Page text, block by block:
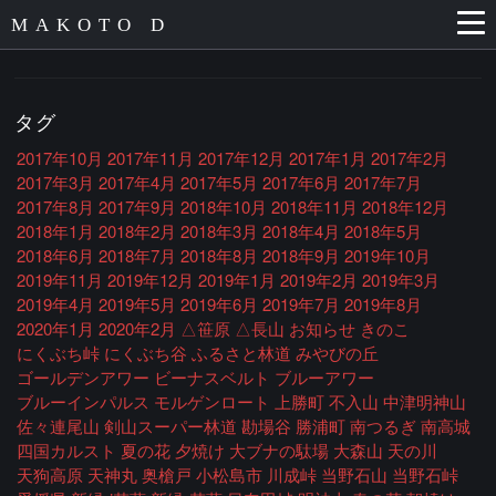
MAKOTO D
タグ
2017年10月 2017年11月 2017年12月 2017年1月 2017年2月
2017年3月 2017年4月 2017年5月 2017年6月 2017年7月
2017年8月 2017年9月 2018年10月 2018年11月 2018年12月
2018年1月 2018年2月 2018年3月 2018年4月 2018年5月
2018年6月 2018年7月 2018年8月 2018年9月 2019年10月
2019年11月 2019年12月 2019年1月 2019年2月 2019年3月
2019年4月 2019年5月 2019年6月 2019年7月 2019年8月
2020年1月 2020年2月 △笹原 △長山 お知らせ きのこ
にくぶち峠 にくぶち谷 ふるさと林道 みやびの丘
ゴールデンアワー ビーナスベルト ブルーアワー
ブルーインパルス モルゲンロート 上勝町 不入山 中津明神山
佐々連尾山 剣山スーパー林道 勘場谷 勝浦町 南つるぎ 南高城
四国カルスト 夏の花 夕焼け 大ブナの駄場 大森山 天の川
天狗高原 天神丸 奥槍戸 小松島市 川成峠 当野石山 当野石峠